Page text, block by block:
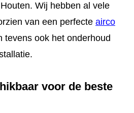
Wij hebben al vele
van een perfecte airco
tevens ook het onderhoud
voor de beste